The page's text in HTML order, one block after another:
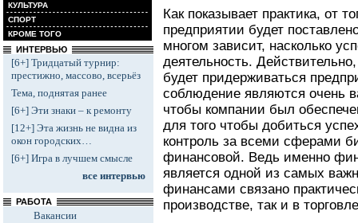
КУЛЬТУРА
СПОРТ
КРОМЕ ТОГО
ИНТЕРВЬЮ
[6+] Тридцатый турнир:
престижно, массово, всерьёз
Тема, поднятая ранее
[6+] Эти знаки – к ремонту
[12+] Эта жизнь не видна из
окон городских…
[6+] Игра в лучшем смысле
все интервью
РАБОТА
Вакансии
Как показывает практика, от
предприятии будет
многом зависит, насколько
деятельность.
будет придерживаться
соблюдение являются очень
чтобы компании был
для того чтобы добиться
контроль за всеми сферами
финансовой. Ведь именно
является одной из самых
финансами связано
производстве, так и в